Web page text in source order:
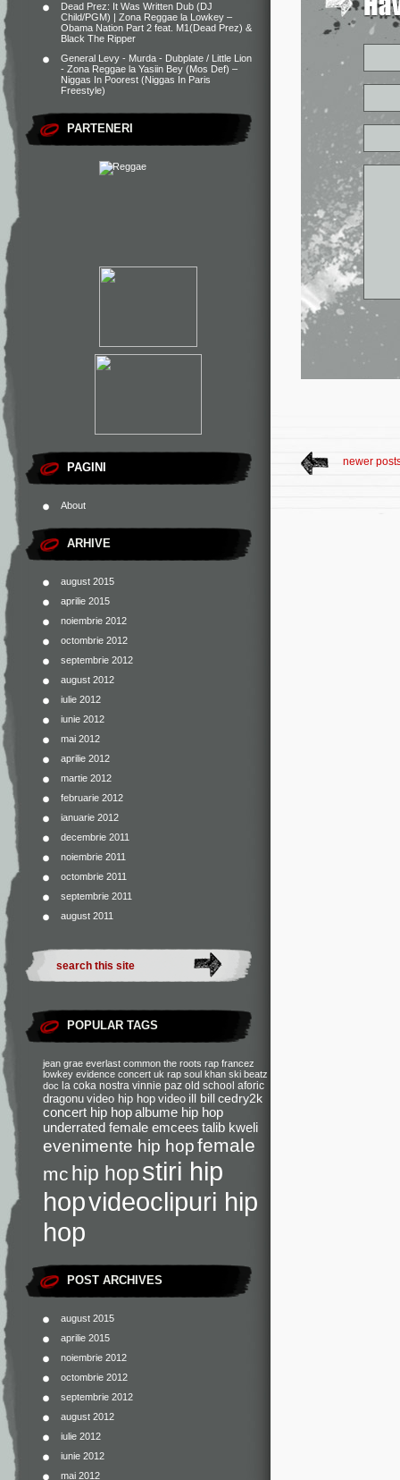
Dead Prez: It Was Written Dub (DJ
Child/PGM) | Zona Reggae la Lowkey –
Obama Nation Part 2 feat. M1(Dead Prez) &
Black The Ripper
General Levy - Murda - Dubplate / Little Lion
- Zona Reggae la Yasiin Bey (Mos Def) –
Niggas In Poorest (Niggas In Paris
Freestyle)
PARTENERI
PAGINI
About
ARHIVE
august 2015
aprilie 2015
noiembrie 2012
octombrie 2012
septembrie 2012
august 2012
iulie 2012
iunie 2012
mai 2012
aprilie 2012
martie 2012
februarie 2012
ianuarie 2012
decembrie 2011
noiembrie 2011
octombrie 2011
septembrie 2011
august 2011
POPULAR TAGS
jean grae everlast common the roots rap francez
lowkey evidence concert uk rap soul khan ski beatz
doc la coka nostra vinnie paz old school aforic
dragonu video hip hop video ill bill cedry2k
concert hip hopalbume hip hop
underrated female emcees talib kweli
evenimente hip hopfemale
mc hip hopstiri hip
hopvideoclipuri hip
hop
POST ARCHIVES
august 2015
aprilie 2015
noiembrie 2012
octombrie 2012
septembrie 2012
august 2012
iulie 2012
iunie 2012
mai 2012
newer